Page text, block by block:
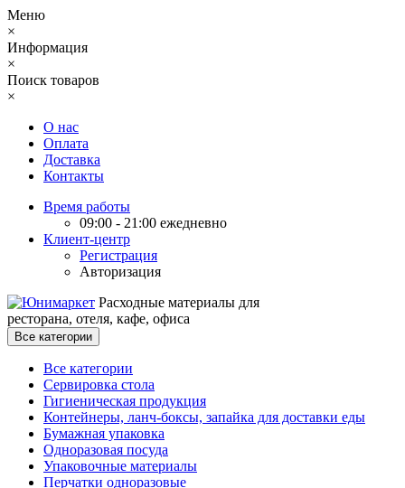
Меню
×
Информация
×
Поиск товаров
×
О нас
Оплата
Доставка
Контакты
Время работы
09:00 - 21:00 ежедневно
Клиент-центр
Регистрация
Авторизация
Расходные материалы для
ресторана, отеля, кафе, офиса
Все категории
Все категории
Сервировка стола
Гигиеническая продукция
Контейнеры, ланч-боксы, запайка для доставки еды
Бумажная упаковка
Одноразовая посуда
Упаковочные материалы
Перчатки одноразовые